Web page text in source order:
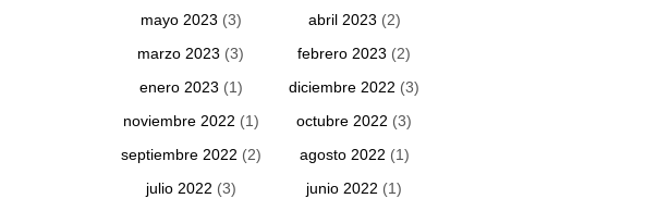
mayo 2023 (3) abril 2023 (2)
marzo 2023 (3) febrero 2023 (2)
enero 2023 (1) diciembre 2022 (3)
noviembre 2022 (1) octubre 2022 (3)
septiembre 2022 (2) agosto 2022 (1)
julio 2022 (3) junio 2022 (1)